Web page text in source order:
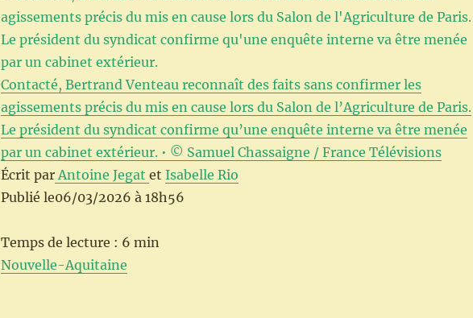
Contacté, Bertrand Venteau reconnaît des faits sans confirmer les
agissements précis du mis en cause lors du Salon de l’Agriculture de Paris.
Le président du syndicat confirme qu’une enquête interne va être menée
par un cabinet extérieur. • © Samuel Chassaigne / France Télévisions
Écrit parAntoine Jegat et Isabelle Rio
Publié le06/03/2026 à 18h56
Temps de lecture : 6 min
Nouvelle-Aquitaine